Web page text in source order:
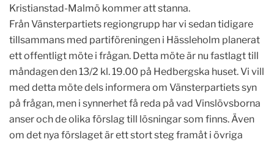
Kristianstad-Malmö kommer att stanna.
Från Vänsterpartiets regiongrupp har vi sedan tidigare
tillsammans med partiföreningen i Hässleholm planerat
ett offentligt möte i frågan. Detta möte är nu fastlagt till
måndagen den 13/2 kl. 19.00 på Hedbergska huset. Vi vill
med detta möte dels informera om Vänsterpartiets syn
på frågan, men i synnerhet få reda på vad Vinslövsborna
anser och de olika förslag till lösningar som finns. Även
om det nya förslaget är ett stort steg framåt i övriga